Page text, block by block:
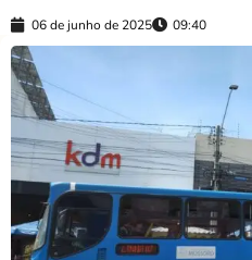
06 de junho de 2025 09:40